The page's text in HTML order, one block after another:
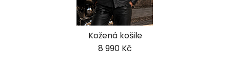
Kožená košile
8 990 Kč